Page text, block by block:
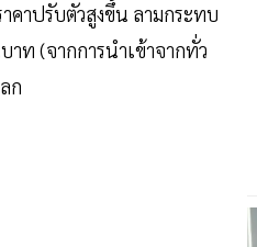
คาปรับตัวสูงขึ้น ลามกระทบ
ท (จากการนำเข้าจากทั่ว
ก